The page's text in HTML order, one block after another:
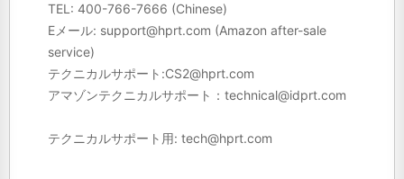
TEL: 400-766-7666 (Chinese)
Eメール: support@hprt.com (Amazon after-sale
service)
テクニカルサポート:CS2@hprt.com
アマゾンテクニカルサポート： technical@idprt.com
テクニカルサポート用: tech@hprt.com